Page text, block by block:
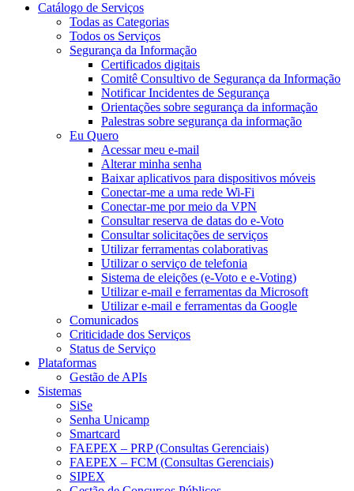
Catálogo de Serviços
Todas as Categorias
Todos os Serviços
Segurança da Informação
Certificados digitais
Comitê Consultivo de Segurança da Informação
Notificar Incidentes de Segurança
Orientações sobre segurança da informação
Palestras sobre segurança da informação
Eu Quero
Acessar meu e-mail
Alterar minha senha
Baixar aplicativos para dispositivos móveis
Conectar-me a uma rede Wi-Fi
Conectar-me por meio da VPN
Consultar reserva de datas do e-Voto
Consultar solicitações de serviços
Utilizar ferramentas colaborativas
Utilizar o serviço de telefonia
Sistema de eleições (e-Voto e e-Voting)
Utilizar e-mail e ferramentas da Microsoft
Utilizar e-mail e ferramentas da Google
Comunicados
Criticidade dos Serviços
Status de Serviço
Plataformas
Gestão de APIs
Sistemas
SiSe
Senha Unicamp
Smartcard
FAEPEX – PRP (Consultas Gerenciais)
FAEPEX – FCM (Consultas Gerenciais)
SIPEX